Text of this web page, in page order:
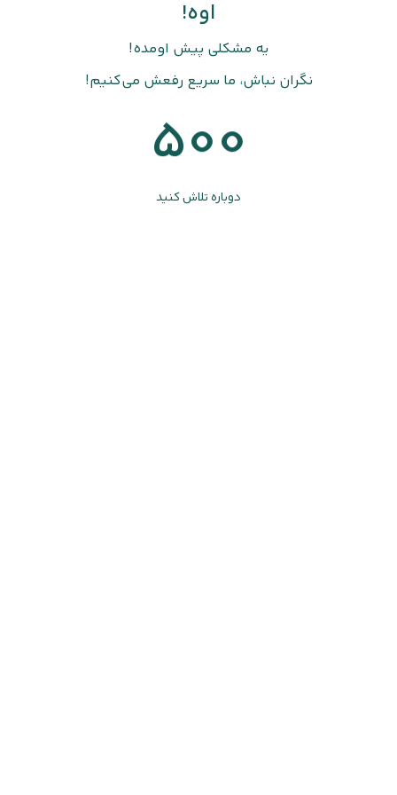
اوه!
یه مشکلی پیش اومده!
نگران نباش، ما سریع رفعش می‌کنیم!
500
دوباره تلاش کنید